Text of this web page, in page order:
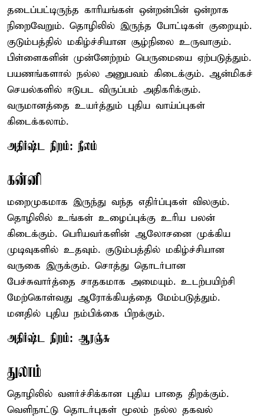
தடைப்பட்டிருந்த காரியங்கள் ஒன்றன்பின் ஒன்றாக
நிறைவேறும். தொழிலில் இருந்த போட்டிகள் குறையும்.
குடும்பத்தில் மகிழ்ச்சியான சூழ்நிலை உருவாகும்.
பிள்ளைகளின் முன்னேற்றம் பெருமையை ஏற்படுத்தும்.
பயணங்களால் நல்ல அனுபவம் கிடைக்கும். ஆன்மிகச்
செயல்களில் ஈடுபட விருப்பம் அதிகரிக்கும்.
வருமானத்தை உயர்த்தும் புதிய வாய்ப்புகள்
கிடைக்கலாம்.
அதிர்ஷ்ட நிறம்: நீலம்
கன்னி
மறைமுகமாக இருந்து வந்த எதிர்ப்புகள் விலகும்.
தொழிலில் உங்கள் உழைப்புக்கு உரிய பலன்
கிடைக்கும். பெரியவர்களின் ஆலோசனை முக்கிய
முடிவுகளில் உதவும். குடும்பத்தில் மகிழ்ச்சியான
வருகை இருக்கும். சொத்து தொடர்பான
பேச்சுவார்த்தை சாதகமாக அமையும். உடற்பயிற்சி
மேற்கொள்வது ஆரோக்கியத்தை மேம்படுத்தும்.
மனதில் புதிய நம்பிக்கை பிறக்கும்.
அதிர்ஷ்ட நிறம்: ஆரஞ்சு
துலாம்
தொழிலில் வளர்ச்சிக்கான புதிய பாதை திறக்கும்.
வெளிநாட்டு தொடர்புகள் மூலம் நல்ல தகவல்